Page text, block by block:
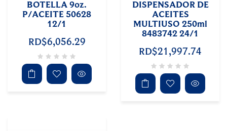
BOTELLA 9oz.
P/ACEITE 50628
12/1
RD$6,056.29
DISPENSADOR DE
ACEITES
MULTIUSO 250ml
8483742 24/1
RD$21,997.74